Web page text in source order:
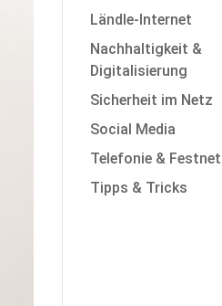
Ländle-Internet
Nachhaltigkeit &
Digitalisierung
Sicherheit im Netz
Social Media
Telefonie &
Tipps & Tricks